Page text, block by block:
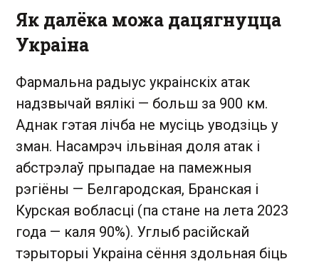
Як далёка можа дацягнуцца
Украіна
Фармальна радыус украінскіх атак
надзвычай вялікі — больш за 900 км.
Аднак гэтая лічба не мусіць уводзіць у
зман. Насамрэч ільвіная доля атак і
абстрэлаў прыпадае на памежныя
рэгіёны — Белгародская, Бранская і
Курская вобласці (па стане на лета 2023
года — каля 90%). Углыб расійскай
тэрыторыі Украіна сёння здольная біць